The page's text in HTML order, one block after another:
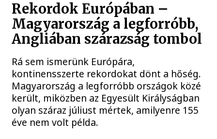
Rekordok Európában –
Magyarország a legforróbb,
Angliában szárazság tombol
Rá sem ismerünk Európára,
kontinensszerte rekordokat dönt a hőség.
Magyarország a legforróbb országok közé
került, miközben az Egyesült Királyságban
olyan száraz júliust mértek, amilyenre 155
éve nem volt példa.